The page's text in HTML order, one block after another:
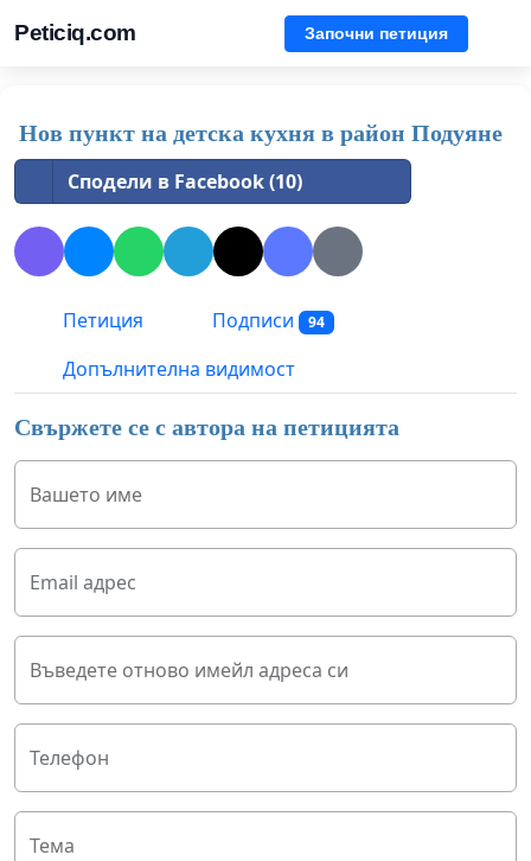
Peticiq.com Започни петиция
Нов пункт на детска кухня в район Подуяне
Сподели в Facebook (10)
Петиция Подписи 94
Допълнителна видимост
Свържете се с автора на петицията
Вашето име
Email адрес
Въведете отново имейл адреса си
Телефон
Тема